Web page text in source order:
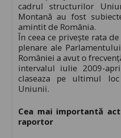
cadrul structurilor
Montană au fost
amintit de România.
În ceea ce priveşte rata
plenare ale
României a avut o
intervalul iulie 2009-
claseaza pe ultimul
Uniunii.
Cea mai importantă
raportor